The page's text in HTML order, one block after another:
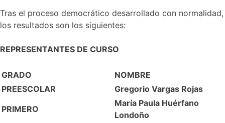
Tras el proceso democrático desarrollado con normalidad,
los resultados son los siguientes:
REPRESENTANTES DE CURSO
GRADO
NOMBRE
PREESCOLAR
Gregorio Vargas Rojas
PRIMERO
María Paula Huérfano
Londoño